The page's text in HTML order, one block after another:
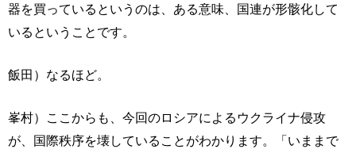
器を買っているというのは、ある意味、国連が形骸化して
いるということです。
飯田）なるほど。
峯村）ここからも、今回のロシアによるウクライナ侵攻
が、国際秩序を壊していることがわかります。「いままで